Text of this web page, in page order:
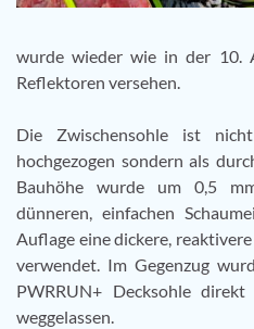
wurde wieder wie in der 10.
Reflektoren versehen.
Die Zwischensohle ist
hochgezogen sondern als
Bauhöhe wurde um 0,5
dünneren, einfachen
Auflage eine dickere,
verwendet. Im Gegenzug
PWRRUN+ Decksohle
weggelassen.